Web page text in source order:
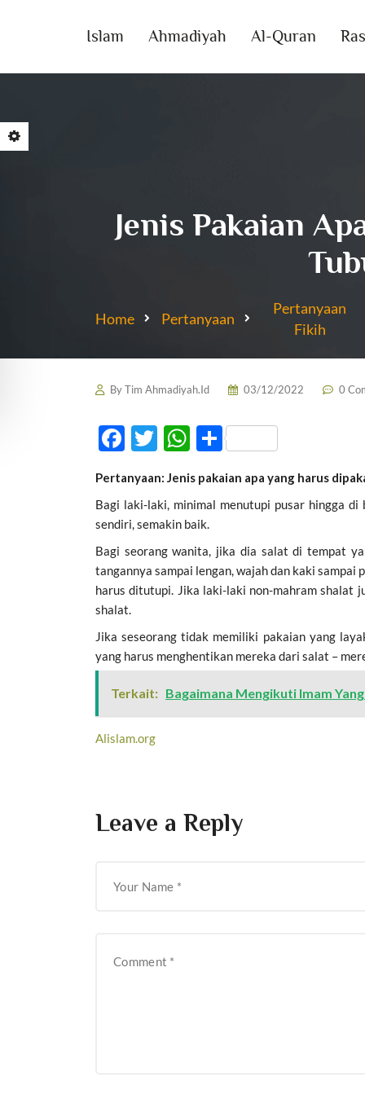
Islam Ahmadiyah Al-Quran
Jenis Pakaian
Home Pertanyaan
Pertanyaan
Fikih
ByTim Ahmadiyah.Id 03/12/2022 0
F
e
b
o
o
k
T
itt
er
W
at
s
A
p
p
S
ar
e
Pertanyaan: Jenis pakaian apa yang harus
Bagi laki-laki, minimal menutupi pusar hingga
sendiri, semakin baik.
Bagi seorang wanita, jika dia salat di tempat
tangannya sampai lengan, wajah dan kaki
harus ditutupi. Jika laki-laki non-mahram shalat
shalat.
Jika seseorang tidak memiliki pakaian yang
yang harus menghentikan mereka dari salat –
Terkait: Bagaimana Mengikuti Imam
Alislam.org
Leave a Reply